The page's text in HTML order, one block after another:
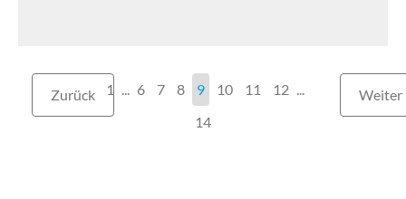
Zurück 1 6 7 8 9 10 11 12
14
Weiter